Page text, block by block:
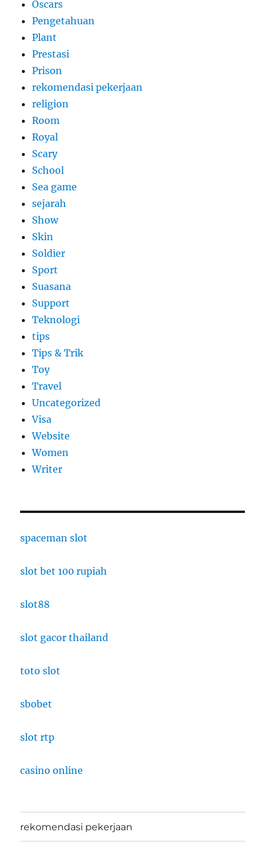
Oscars
Pengetahuan
Plant
Prestasi
Prison
rekomendasi pekerjaan
religion
Room
Royal
Scary
School
Sea game
sejarah
Show
Skin
Soldier
Sport
Suasana
Support
Teknologi
tips
Tips & Trik
Toy
Travel
Uncategorized
Visa
Website
Women
Writer
spaceman slot
slot bet 100 rupiah
slot88
slot gacor thailand
toto slot
sbobet
slot rtp
casino online
rekomendasi pekerjaan